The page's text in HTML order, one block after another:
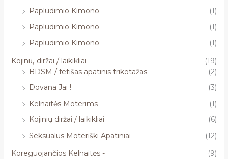
Paplūdimio Kimono
(1)
Paplūdimio Kimono
(1)
Paplūdimio Kimono
(1)
Kojinių diržai / laikikliai -
(19)
BDSM / fetišas apatinis trikotažas
(2)
Dovana Jai !
(3)
Kelnaitės Moterims
(1)
Kojinių diržai / laikikliai
(6)
Seksualūs Moteriški Apatiniai
(12)
Koreguojančios Kelnaitės -
(9)